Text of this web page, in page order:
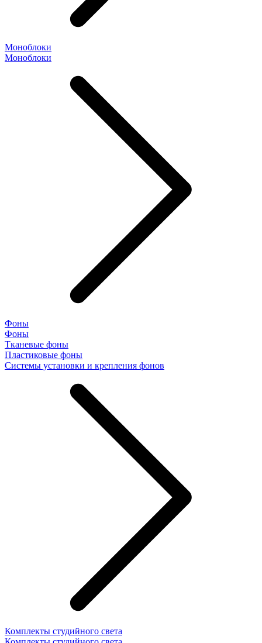
Моноблоки
Моноблоки
Фоны
Фоны
Тканевые фоны
Пластиковые фоны
Системы установки и крепления фонов
Комплекты студийного света